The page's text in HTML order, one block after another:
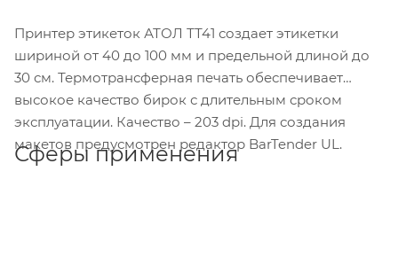
Принтер этикеток АТОЛ ТТ41 создает этикетки
шириной от 40 до 100 мм и предельной длиной до
30 см. Термотрансферная печать обеспечивает
высокое качество бирок с длительным сроком
эксплуатации. Качество – 203 dpi. Для создания
макетов предусмотрен редактор BarTender UL.
Сферы применения